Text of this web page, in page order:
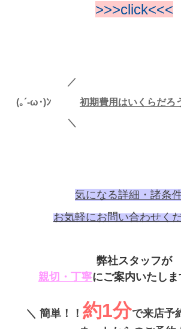
>>>click<<<
(｡´-ω･)ﾝ
初期費用はいくらだろ
気になる詳細・諸条
お気軽にお問い合わせく
弊社スタッフが
親切・丁寧にご案内いたしま
＼ 簡単！！ 約1分で来店予